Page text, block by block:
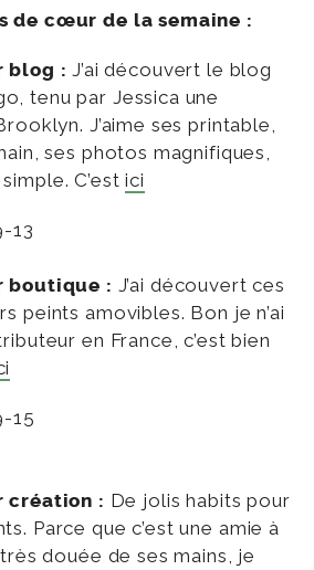
de cœur de la semaine :
blog :J’ai découvert le blog
tenu par Jessica une
J’aime ses printable,
ses photos magnifiques,
C’estici
boutique : J’ai découvert ces
peints amovibles. Bon je n’ai
en France, c’est bien
création : De jolis habits pour
Parce que c’est une amie à
douée de ses mains, je